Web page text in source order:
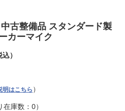
古整備品 スタンダード製
カーマイク
）
はこちら ）
在庫数：0）